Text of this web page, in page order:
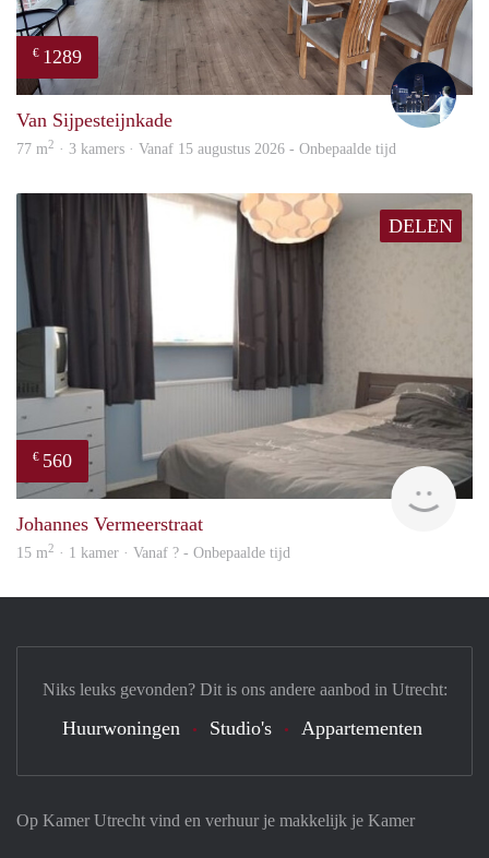
€ 1289
Van Sijpesteijnkade
77 m2 · 3 kamers · Vanaf 15 augustus 2026 - Onbepaalde tijd
DELEN
€ 560
Johannes Vermeerstraat
15 m2 · 1 kamer · Vanaf ? - Onbepaalde tijd
Op Kamer Utrecht vind en verhuur je makkelijk je Kamer
Niks leuks gevonden? Dit is ons andere aanbod in Utrecht:
Huurwoningen Studio's Appartementen